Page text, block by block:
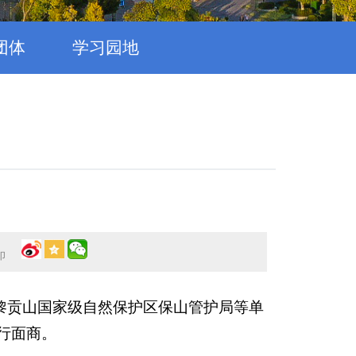
体 学习园地
山国家级自然保护区保山管护局等单
商。